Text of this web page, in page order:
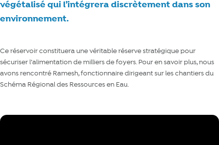
végétalisé qui l’intégrera discrètement dans son
environnement.
Ce réservoir constituera une véritable réserve stratégique pour
sécuriser l’alimentation de milliers de foyers. Pour en savoir plus, nous
avons rencontré Ramesh, fonctionnaire dirigeant sur les chantiers du
Schéma Régional des Ressources en Eau.